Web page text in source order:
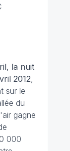
la nuit
2012
sur le
du
gagne
000